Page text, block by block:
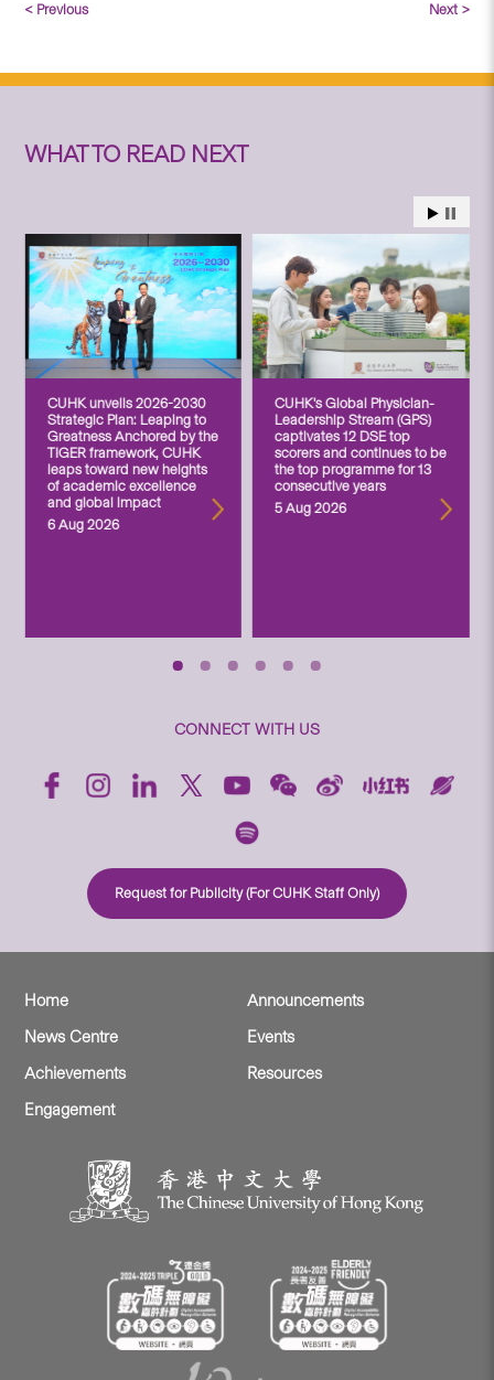
< Previous Next >
WHAT TO READ NEXT
CUHK unveils 2026-2030
Strategic Plan: Leaping to
Greatness Anchored by the
TIGER framework, CUHK
leaps toward new heights
of academic excellence
and global impact
6 Aug 2026
CUHK’s Global Physician-
Leadership Stream (GPS)
captivates 12 DSE top
scorers and continues to be
the top programme for 13
consecutive years
5 Aug 2026
CONNECT WITH US
Request for Publicity (For CUHK Staff Only)
Home
Announcements
News Centre
Events
Achievements
Resources
Engagement